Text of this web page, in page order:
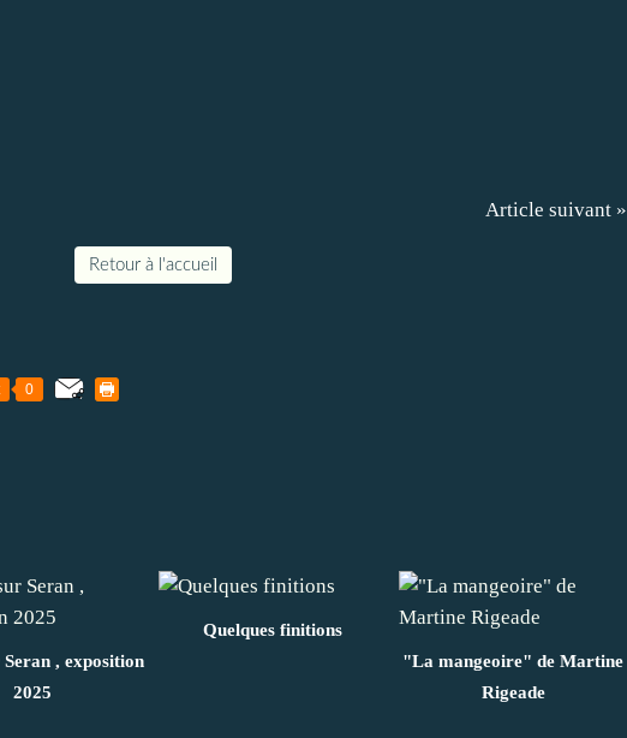
Article suivant »
Retour à l'accueil
0
, exposition
2025
Quelques finitions
"La mangeoire" de Martine
Rigeade